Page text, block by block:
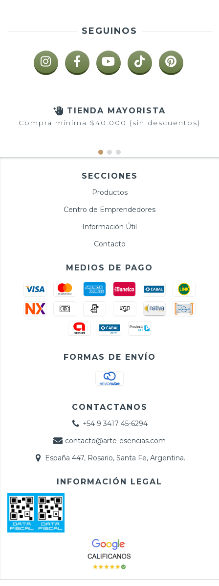
SEGUINOS
TIENDA MAYORISTA
Compra mínima $40.000 (sin descuentos)
SECCIONES
Productos
Centro de Emprendedores
Información Útil
Contacto
MEDIOS DE PAGO
FORMAS DE ENVÍO
CONTACTANOS
+54 9 3417 45-6294
contacto@arte-esencias.com
España 447, Rosario, Santa Fe, Argentina.
INFORMACIÓN LEGAL